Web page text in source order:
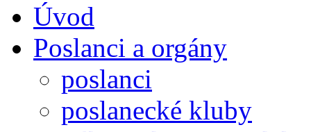
Úvod
Poslanci a orgány
poslanci
poslanecké kluby